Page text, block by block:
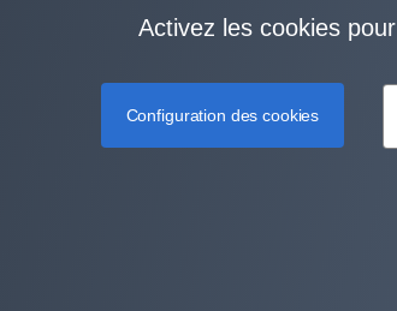
Activez les cookies
Configuration des cookies